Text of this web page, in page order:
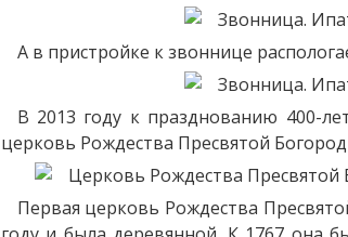
А в пристройке к звоннице
В 2013 году к празднованию 400-
церковь Рождества Пресвятой
Первая церковь Рождества